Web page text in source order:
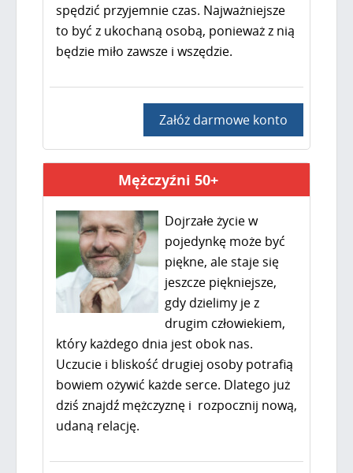
spędzić przyjemnie czas. Najważniejsze
to być z ukochaną osobą, ponieważ z nią
będzie miło zawsze i wszędzie.
Załóż darmowe konto
Mężczyźni 50+
Dojrzałe życie w
pojedynkę może być
piękne, ale staje się
jeszcze piękniejsze,
gdy dzielimy je z
drugim człowiekiem,
który każdego dnia jest obok nas.
Uczucie i bliskość drugiej osoby potrafią
bowiem ożywić każde serce. Dlatego już
dziś znajdź mężczyznę i rozpocznij nową,
udaną relację.